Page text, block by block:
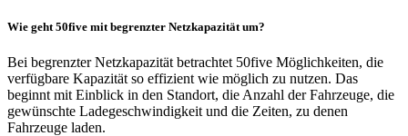
Wie geht 50five mit begrenzter Netzkapazität um?
Bei begrenzter Netzkapazität betrachtet 50five Möglichkeiten, die
verfügbare Kapazität so effizient wie möglich zu nutzen. Das
beginnt mit Einblick in den Standort, die Anzahl der Fahrzeuge, die
gewünschte Ladegeschwindigkeit und die Zeiten, zu denen
Fahrzeuge laden.